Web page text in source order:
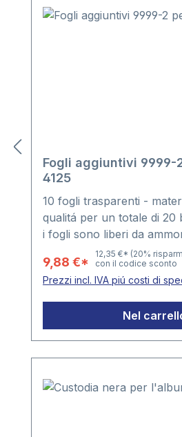
Fogli aggiuntivi 9999-
4125
10 fogli trasparenti -
qualitá per un totale di 20
i fogli sono liberi da
ecc.Formato foglio: ca.
due tasche Formato tasca
mm (tasca sopra) 182 x
sotto) Lato in alto aperto
9,88 €*
12,35 €* (20%
con il codice sconto
Prezzi incl. IVA piú costi di
Nel